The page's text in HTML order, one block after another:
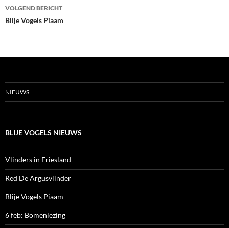
VOLGEND BERICHT
Blije Vogels Piaam
NIEUWS
BLIJE VOGELS NIEUWS
Vlinders in Friesland
Red De Argusvlinder
Blije Vogels Piaam
6 feb: Bomenlezing